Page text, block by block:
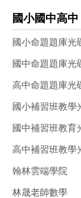
國小國中高中
國小命題題庫光
國中命題題庫光
高中命題題庫光
國小補習班教學
國中補習班教育
高中補習班教學
翰林雲端學院
林晟老師數學